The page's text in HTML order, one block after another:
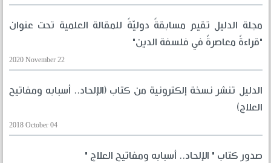
مجلة الدليل تقيم مسابقةً دوليّةً للمقالة العلمية تحت عنوان
"قراءةٌ معاصرةٌ في فلسفة الدين"
2020 November 22
الدليل تنشر نسخة إلكترونية من كتاب (الإلحاد.. أسبابه ومفاتيح
العلاج)
2018 October 04
صدور كتاب " الإلحاد.. أسبابه ومفاتيح العلاج "